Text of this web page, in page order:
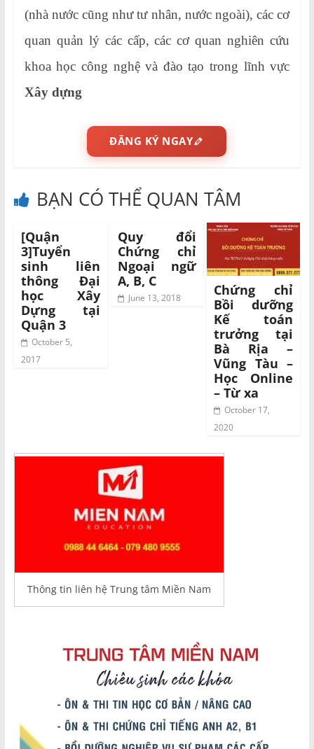
(nhà nước cũng như tư nhân, nước ngoài), các cơ
quan quản lý các cấp, các cơ quan nghiên cứu
khoa học công nghệ và đào tạo trong lĩnh vực
Xây dựng
ĐĂNG KÝ NGAY
BẠN CÓ THỂ QUAN TÂM
[Quận
3]Tuyển
sinh liên
thông Đại
học Xây
Dựng tại
Quận 3
October 5,
2017
Quy đổi
Chứng chỉ
Ngoại ngữ
A, B, C
June 13, 2018
Chứng chỉ
Bồi dưỡng
Kế toán
trưởng tại
Bà Rịa –
Vũng Tàu –
Học Online
– Từ xa
October 17,
2020
Thông tin liên hệ Trung tâm Miền Nam